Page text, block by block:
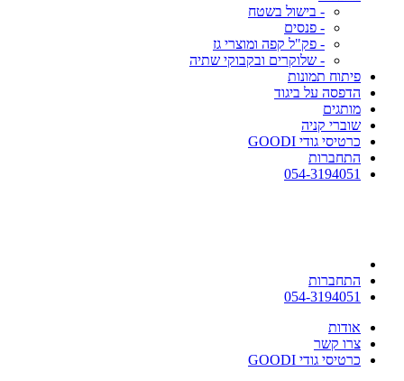
- בישול בשטח
- פנסים
- פק"ל קפה ומוצרי גז
- שלוקרים ובקבוקי שתיה
פיתוח תמונות
הדפסה על ביגוד
מותגים
שוברי קניה
כרטיסי גודי GOODI
התחברות
054-3194051
התחברות
054-3194051
אודות
צרו קשר
כרטיסי גודי GOODI